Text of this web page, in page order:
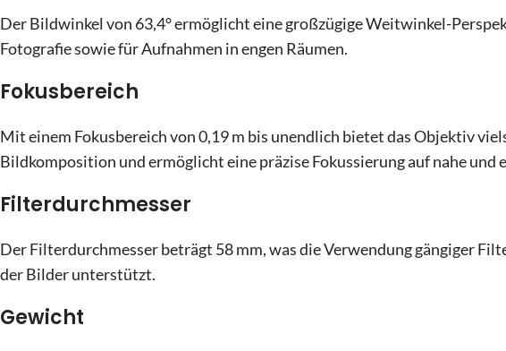
Der Bildwinkel von 63,4° ermöglicht eine großzügige Weitwinkel-
Fotografie sowie für Aufnahmen in engen Räumen.
Fokusbereich
Mit einem Fokusbereich von 0,19 m bis unendlich bietet das Objektiv
Bildkomposition und ermöglicht eine präzise Fokussierung auf nahe
Filterdurchmesser
Der Filterdurchmesser beträgt 58 mm, was die Verwendung gängiger
der Bilder unterstützt.
Gewicht